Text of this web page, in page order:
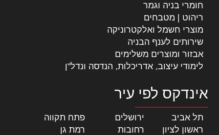
חומרי בניה וגמר
ריהוט | מטבחים
מוצרי חשמל ואלקטרוניקה
שירותים לענף הבניה
אבזור ומוצרים משלימים
לימודי עיצוב, אדריכלות, הנדסה ונדל"ן
אינדקס לפי עיר
תל אביב ירושלים פתח תקווה
ראשון לציון
רחובות רמת גן